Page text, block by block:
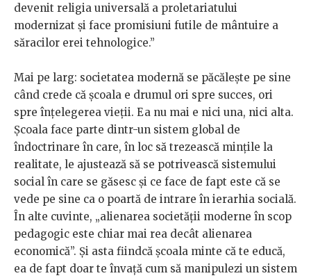
devenit religia universală a proletariatului
modernizat și face promisiuni futile de mântuire a
săracilor erei tehnologice.”
Mai pe larg: societatea modernă se păcălește pe sine
când crede că școala e drumul ori spre succes, ori
spre înțelegerea vieții. Ea nu mai e nici una, nici alta.
Școala face parte dintr-un sistem global de
îndoctrinare în care, în loc să trezească mințile la
realitate, le ajustează să se potrivească sistemului
social în care se găsesc și ce face de fapt este că se
vede pe sine ca o poartă de intrare în ierarhia socială.
În alte cuvinte, „alienarea societății moderne în scop
pedagogic este chiar mai rea decât alienarea
economică”. Și asta fiindcă școala minte că te educă,
ea de fapt doar te învață cum să manipulezi un sistem